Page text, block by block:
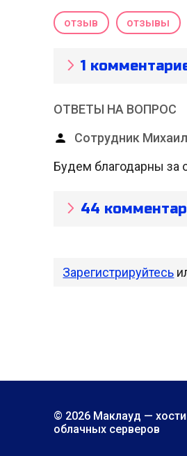
отзыв отзывы
1
ОТВЕТЫ НА ВОПРОС
Сотрудник Михаил
Будем благодарны за
44
Зарегистрируйтесь
© 2026 Маклауд —
облачных серверов